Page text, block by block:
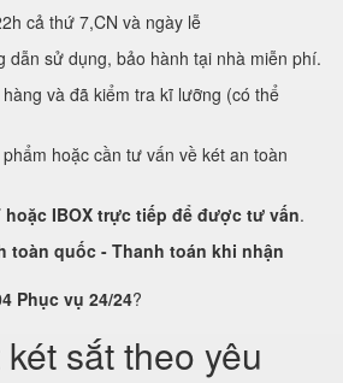
cả thứ 7,CN và ngày lễ
dẫn sử dụng, bảo hành tại nhà miễn phí.
và đã kiểm tra kĩ lưỡng (có thể
hoặc cần tư vấn về két an toàn
hoặc IBOX trực tiếp để được tư vấn.
toàn quốc - Thanh toán khi nhận
Phục vụ 24/24?
sắt theo yêu